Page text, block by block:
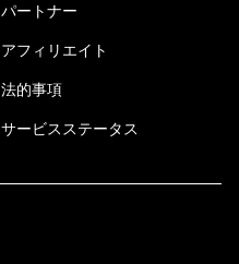
パートナー
アフィリエイト
法的事項
サービスステータス